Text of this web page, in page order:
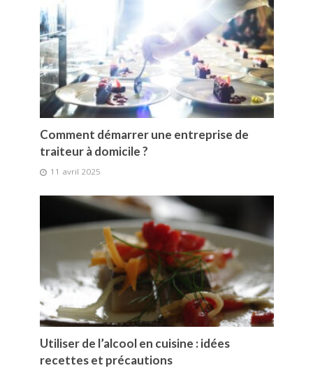
Comment démarrer une entreprise de
traiteur à domicile ?
11 avril 2025
Utiliser de l’alcool en cuisine : idées
recettes et précautions